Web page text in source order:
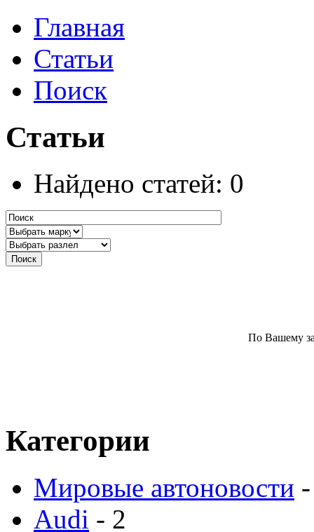
Главная
Статьи
Поиск
Статьи
Найдено статей: 0
По Вашему
Категории
Мировые автоновости
Audi - 2